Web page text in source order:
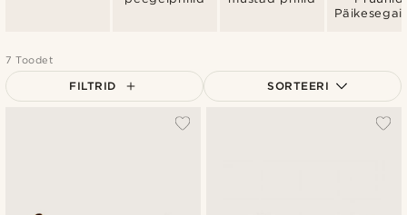
7 Toodet
FILTRID SORTEERI